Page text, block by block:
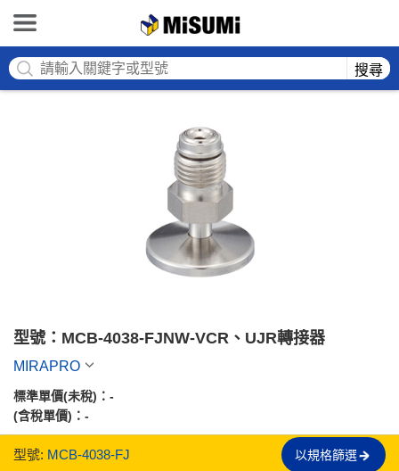
搜尋
型號：MCB-4038-FJNW-VCR、UJR轉接器
MIRAPRO
標準單價(未稅)： -
(含稅單價)： -
型號: MCB-4038-FJ 以規格篩選